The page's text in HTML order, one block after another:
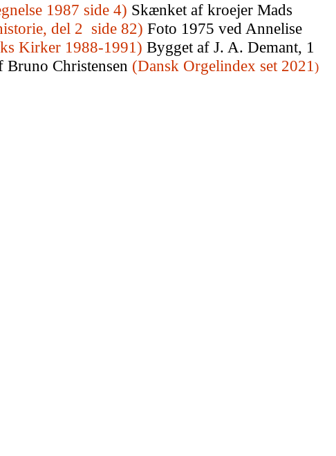
1987 side 4) Skænket af kroejer Mads
del 2 side 82) Foto 1975 ved Annelise
Kirker 1988-1991) Bygget af J. A. Demant, 1
Christensen (Dansk Orgelindex set 2021 )